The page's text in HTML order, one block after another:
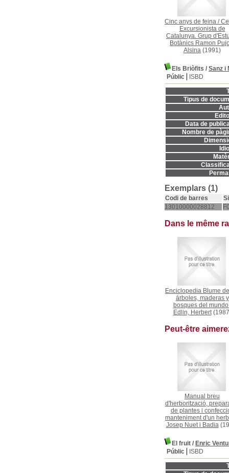
Cinc anys de feina /
Excursionista de
Catalunya. Grup
Botànics Ramon
Alsina (1991)
Els Briòfits / Sanz i
Públic
ISBD
Tipus de
Data de
Nombre de
Exemplars (1)
Codi de barres
13010000028812
Dans le même
Enciclopedia Blume
árboles, maderas y
bosques del mundo
Edlin, Herbert
Peut-être
Manual breu
d'herborització,
de plantes i
manteniment d'un
Josep Nuet i Badia
El fruit / Enric
Públic
ISBD